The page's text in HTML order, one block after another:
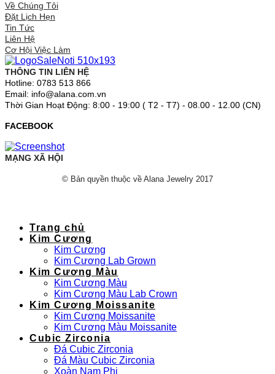
Về Chúng Tôi
Đặt Lịch Hẹn
Tin Tức
Liên Hệ
Cơ Hội Việc Làm
THÔNG TIN LIÊN HỆ
Hotline: 0783 513 866
Email: info@alana.com.vn
Thời Gian Hoạt Động: 8:00 - 19:00 ( T2 - T7) - 08.00 - 12.00 (CN)
FACEBOOK
MẠNG XÃ HỘI
© Bản quyền thuộc về Alana Jewelry 2017
Trang chủ
Kim Cương
Kim Cương
Kim Cương Lab Grown
Kim Cương Màu
Kim Cương Màu
Kim Cương Màu Lab Crown
Kim Cương Moissanite
Kim Cương Moissanite
Kim Cương Màu Moissanite
Cubic Zirconia
Đá Cubic Zirconia
Đá Màu Cubic Zirconia
Xoàn Nam Phi